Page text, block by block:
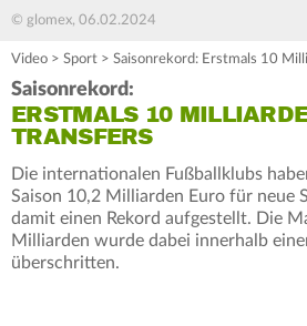
© glomex, 06.02.2024
Video > Sport > Saisonrekord: Erstmals 10
Saisonrekord:
ERSTMALS 10
TRANSFERS
Die internationalen Fußballklubs
Saison 10,2 Milliarden Euro für neue
damit einen Rekord aufgestellt. Die
Milliarden wurde dabei innerhalb
überschritten.